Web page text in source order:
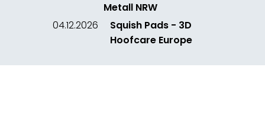
Metall NRW
04.12.2026
Squish Pads - 3D
Hoofcare Europe